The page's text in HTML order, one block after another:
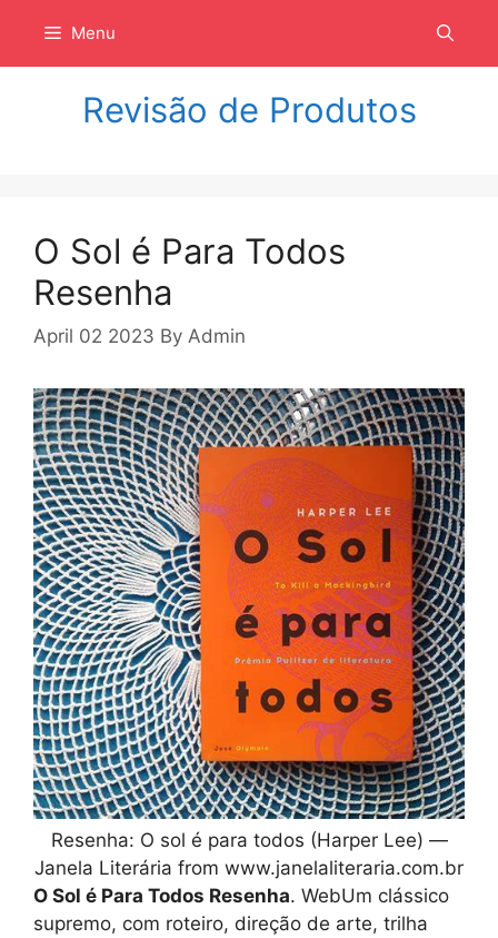
isi
Menu
Revisão de Produtos
O Sol é Para Todos
Resenha
April 02 2023 By Admin
Resenha: O sol é para todos (Harper Lee) —
Janela Literária from www.janelaliteraria.com.br
O Sol é Para Todos Resenha. WebUm clássico
supremo, com roteiro, direção de arte, trilha